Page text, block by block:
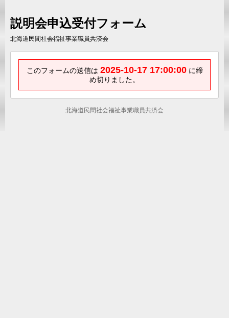
説明会申込受付フォーム
北海道民間社会福祉事業職員共済会
このフォームの送信は 2025-10-17 17:00:00に締
め切りました。
北海道民間社会福祉事業職員共済会